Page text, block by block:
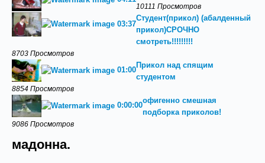
10111 Просмотров
03:37
Студент(прикол) (абалденный
прикол)СРОЧНО
смотреть!!!!!!!!!
8703 Просмотров
01:00
Прикол над спящим
студентом
8854 Просмотров
0:00:00
офигенно смешная
подборка приколов!
9086 Просмотров
мадонна.